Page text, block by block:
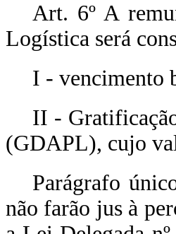
Art. 6º A
Logística será
I - vencimento
II -
(GDAPL), cujo
Parágrafo
não farão jus à